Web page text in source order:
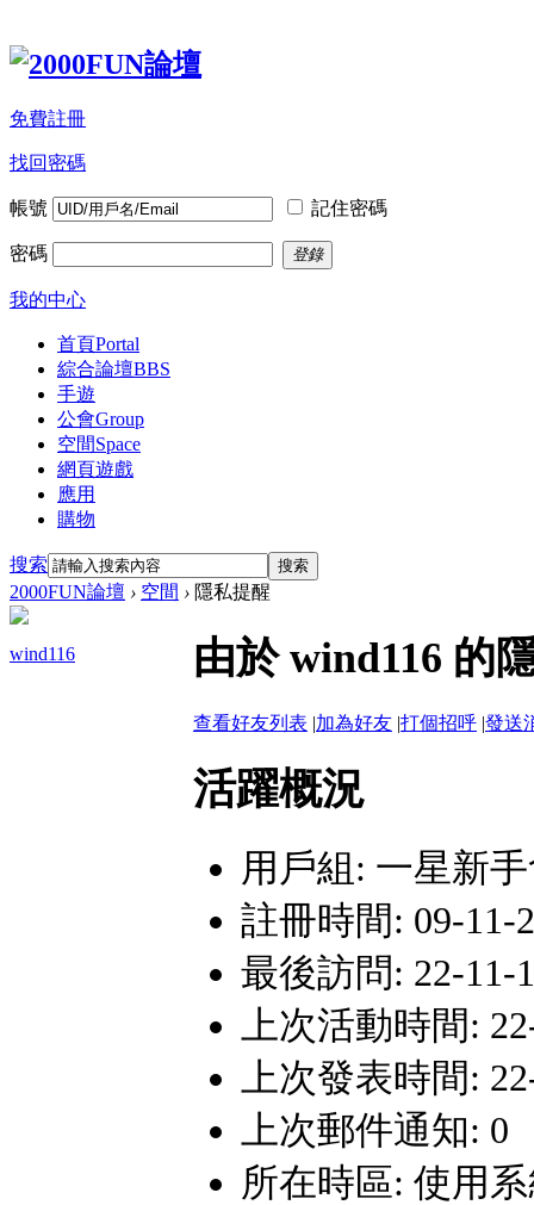
免費註冊
找回密碼
帳號 記住密碼
密碼 登錄
我的中心
首頁Portal
綜合論壇BBS
手遊
公會Group
空間Space
網頁遊戲
應用
購物
搜索 搜索
2000FUN論壇 › 空間 › 隱私提醒
wind116 由於 wind116 的
查看好友列表 |加為好友 |打個招呼 |發送
活躍概況
用戶組: 一星新
註冊時間: 09-11-
最後訪問: 22-11-
上次活動時間:
上次發表時間:
上次郵件通知: 0
所在時區: 使用